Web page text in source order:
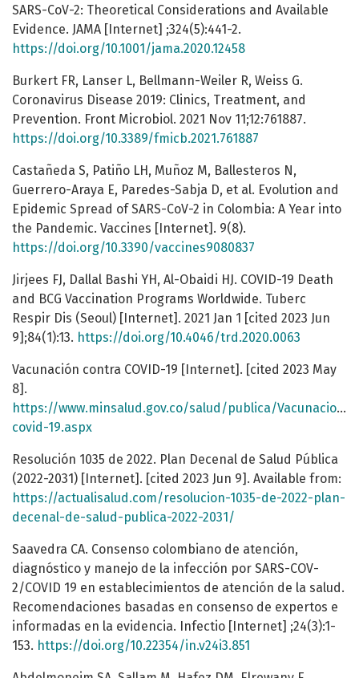
SARS-CoV-2: Theoretical Considerations and Available
Evidence. JAMA [Internet] ;324(5):441-2.
https://doi.org/10.1001/jama.2020.12458
Burkert FR, Lanser L, Bellmann-Weiler R, Weiss G.
Coronavirus Disease 2019: Clinics, Treatment, and
Prevention. Front Microbiol. 2021 Nov 11;12:761887.
https://doi.org/10.3389/fmicb.2021.761887
Castañeda S, Patiño LH, Muñoz M, Ballesteros N,
Guerrero-Araya E, Paredes-Sabja D, et al. Evolution and
Epidemic Spread of SARS-CoV-2 in Colombia: A Year into
the Pandemic. Vaccines [Internet]. 9(8).
https://doi.org/10.3390/vaccines9080837
Jirjees FJ, Dallal Bashi YH, Al-Obaidi HJ. COVID-19 Death
and BCG Vaccination Programs Worldwide. Tuberc
Respir Dis (Seoul) [Internet]. 2021 Jan 1 [cited 2023 Jun
9];84(1):13. https://doi.org/10.4046/trd.2020.0063
Vacunación contra COVID-19 [Internet]. [cited 2023 May
8].
https://www.minsalud.gov.co/salud/publica/Vacunacion/
covid-19.aspx
Resolución 1035 de 2022. Plan Decenal de Salud Pública
(2022-2031) [Internet]. [cited 2023 Jun 9]. Available from:
https://actualisalud.com/resolucion-1035-de-2022-plan-
decenal-de-salud-publica-2022-2031/
Saavedra CA. Consenso colombiano de atención,
diagnóstico y manejo de la infección por SARS-COV-
2/COVID 19 en establecimientos de atención de la salud.
Recomendaciones basadas en consenso de expertos e
informadas en la evidencia. Infectio [Internet] ;24(3):1-
153. https://doi.org/10.22354/in.v24i3.851